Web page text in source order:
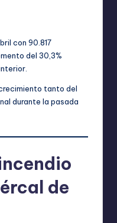
con 90.817
del 30,3%
tanto del
durante la pasada
de